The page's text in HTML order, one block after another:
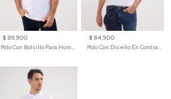
$ 89.900
Polo Con Bolsillo Para Hombre
$ 84.900
Polo Con Diseño En Contraste